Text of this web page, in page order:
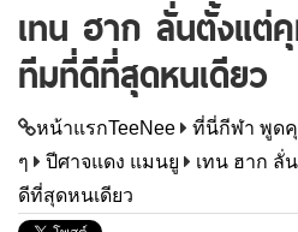
เทน ฮาก ลั่นตั้งแต่
ทีมที่ดีที่สุดหนเดียว
หน้าแรกTeeNee
ที่นี่กีฬา พูดคุ
ๆ
ปีศาจแดง แมนยู
เทน ฮาก ลั่
ดีที่สุดหนเดียว